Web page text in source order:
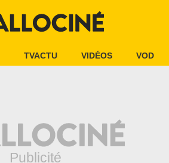
TVACTU VIDÉOS VOD